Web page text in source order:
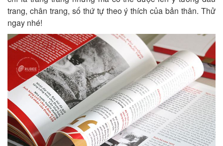
trang, chân trang, số thứ tự theo ý thích của bản thân. Thử
ngay nhé!